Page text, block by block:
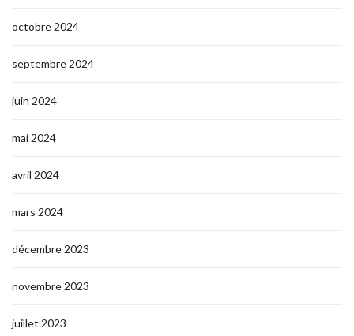
octobre 2024
septembre 2024
juin 2024
mai 2024
avril 2024
mars 2024
décembre 2023
novembre 2023
juillet 2023